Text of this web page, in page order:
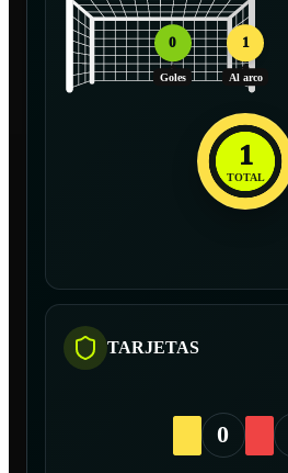
0
Goles
1
Al arco
1
TOTAL
TARJETAS
0